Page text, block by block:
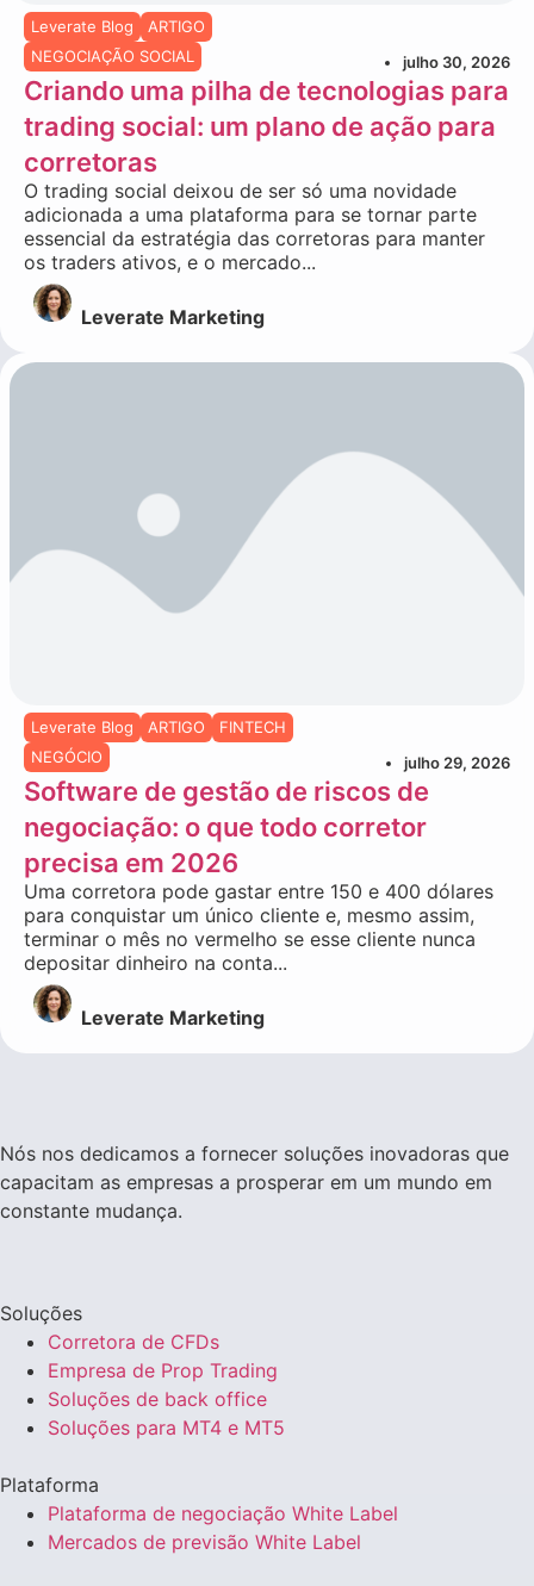
Leverate Blog
ARTIGO
NEGOCIAÇÃO SOCIAL
julho 30, 2026
Criando uma pilha de tecnologias para
trading social: um plano de ação para
corretoras
O trading social deixou de ser só uma novidade
adicionada a uma plataforma para se tornar parte
essencial da estratégia das corretoras para manter
os traders ativos, e o mercado...
Leverate Marketing
Leverate Blog ARTIGO
FINTECH
NEGÓCIO
julho 29, 2026
Software de gestão de riscos de
negociação: o que todo corretor
precisa em 2026
Uma corretora pode gastar entre 150 e 400 dólares
para conquistar um único cliente e, mesmo assim,
terminar o mês no vermelho se esse cliente nunca
depositar dinheiro na conta...
Leverate Marketing
Nós nos dedicamos a fornecer soluções inovadoras que
capacitam as empresas a prosperar em um mundo em
constante mudança.
Soluções
Corretora de CFDs
Empresa de Prop Trading
Soluções de back office
Soluções para MT4 e MT5
Plataforma
Plataforma de negociação White Label
Mercados de previsão White Label